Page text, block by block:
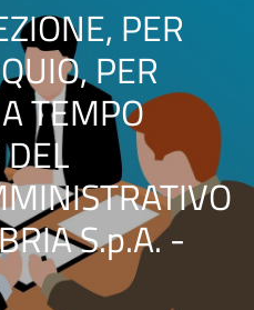
PER
PER
TEMPO
S.p.A. -